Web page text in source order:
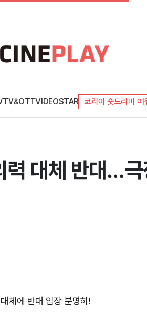
TV&OTTVIDEOSTAR 코리아 숏드라마 어
대체 반대…극
체에 반대 입장 분명히!